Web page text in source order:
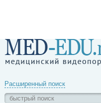
Расширенный поиск